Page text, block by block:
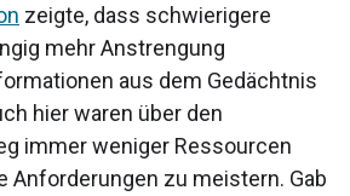
zeigte, dass schwierigere
mehr Anstrengung
aus dem Gedächtnis
hier waren über den
immer weniger Ressourcen
Anforderungen zu meistern. Gab